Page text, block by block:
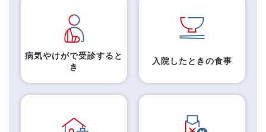
病気やけがで受診すると
き
入院したときの食事